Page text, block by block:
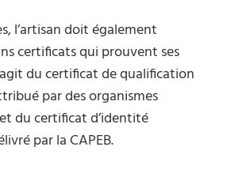
l’artisan doit également
certificats qui prouvent ses
du certificat de qualification
par des organismes
du certificat d’identité
par la CAPEB.